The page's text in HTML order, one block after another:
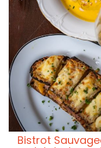
Bistrot